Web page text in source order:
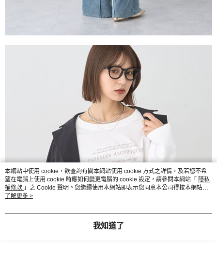
本網站中使用 cookie，欲查詢有關本網站使用 cookie 方式之詳情，及若您不希
望在電腦上使用 cookie 時應如何變更電腦的 cookie 設定，請參閱本網站「 隱私
權條款 」之 Cookie 聲明。您繼續使用本網站即表示您同意本公司得按本網站使
用條款之 Cookie 聲明使用 cookie。
了解更多 >
我知道了